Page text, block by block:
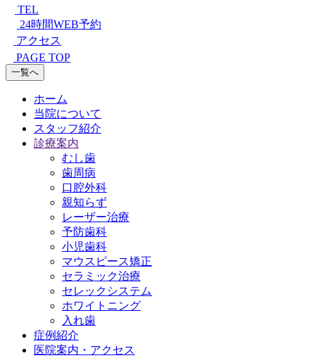
TEL
24時間WEB予約
アクセス
PAGE TOP
一覧へ
ホーム
当院について
スタッフ紹介
診療案内
むし歯
歯周病
口腔外科
親知らず
レーザー治療
予防歯科
小児歯科
マウスピース矯正
セラミック治療
セレックシステム
ホワイトニング
入れ歯
症例紹介
医院案内・アクセス